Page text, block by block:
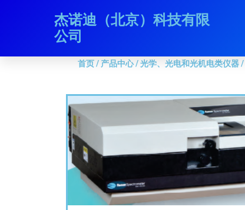
杰诺迪（北京）科技有限
公司
首页/产品中心/光学、光电和光机电类仪器
首页/ 产品中心/光学、光电和光机电类仪器/